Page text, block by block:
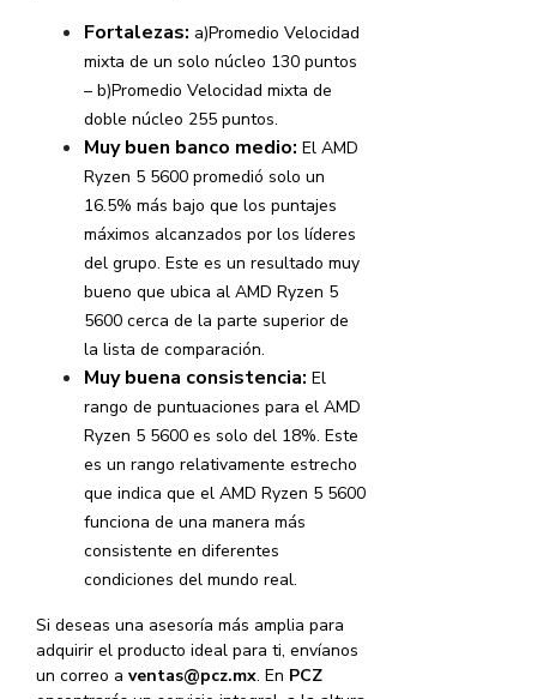
Fortalezas: a)Promedio Velocidad
mixta de un solo núcleo 130 puntos
– b)Promedio Velocidad mixta de
doble núcleo 255 puntos.
Muy buen banco medio: El AMD
Ryzen 5 5600 promedió solo un
16.5% más bajo que los puntajes
máximos alcanzados por los líderes
del grupo. Este es un resultado muy
bueno que ubica al AMD Ryzen 5
5600 cerca de la parte superior de
la lista de comparación.
Muy buena consistencia: El
rango de puntuaciones para el AMD
Ryzen 5 5600 es solo del 18%. Este
es un rango relativamente estrecho
que indica que el AMD Ryzen 5 5600
funciona de una manera más
consistente en diferentes
condiciones del mundo real.
Si deseas una asesoría más amplia para
adquirir el producto ideal para ti, envíanos
un correo a ventas@pcz.mx. En PCZ